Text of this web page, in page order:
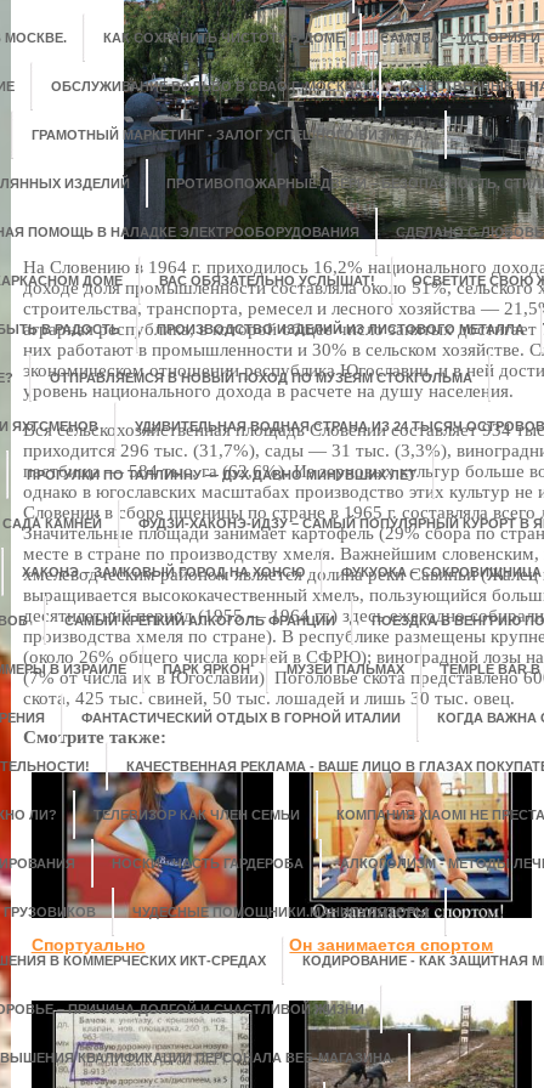
МОСКВЕ. КАК СОХРАНИТЬ ЧИСТОТУ В ДОМЕ САМОВАР - ИСТОРИЯ И
ОБСЛУЖИВАНИЕ ВОЛЬВО В СВАО Г. МОСКВА КАЧЕСТВЕННЫЕ И
ГРАМОТНЫЙ МАРКЕТИНГ - ЗАЛОГ УСПЕШНОГО БИЗНЕСА!
ИЗДЕЛИЙ ПРОТИВОПОЖАРНЫЕ ДВЕРИ – БЕЗОПАСНОСТЬ,
ПОМОЩЬ В НАЛАДКЕ ЭЛЕКТРООБОРУДОВАНИЯ СДЕЛАНО С
ДОМЕ ВАС ОБЯЗАТЕЛЬНО УСЛЫШАТ! ОСВЕТИТЕ СВОЮ
В РАДОСТЬ ПРОИЗВОДСТВО ИЗДЕЛИЙ ИЗ ЛИСТОВОГО МЕТАЛЛА
ОТПРАВЛЯЕМСЯ В НОВЫЙ ПОХОД ПО МУЗЕЯМ СТОКГОЛЬМА
ЯХТСМЕНОВ УДИВИТЕЛЬНАЯ ВОДНАЯ СТРАНА ИЗ 24 ТЫСЯЧ ОСТРОВОВ
ПРОГУЛКИ ПО ТАЛЛИННУ — ДУХ ДАВНО МИНУВШИХ ЛЕТ
САДА КАМНЕЙ ФУДЗИ-ХАКОНЭ-ИДЗУ – САМЫЙ ПОПУЛЯРНЫЙ КУРОРТ В
ХАКОНЭ – ЗАМКОВЫЙ ГОРОД НА ХОНСЮ ФУКУОКА –
САМЫЙ КРЕПКИЙ АЛКОГОЛЬ ФРАНЦИИ ПОЕЗДКА В ВЕНГРИЮ
В ИЗРАИЛЕ ПАРК ЯРКОН МУЗЕЙ ПАЛЬМАХ TEMPLE BAR
ФАНТАСТИЧЕСКИЙ ОТДЫХ В ГОРНОЙ ИТАЛИИ КОГДА ВАЖНА
КАЧЕСТВЕННАЯ РЕКЛАМА - ВАШЕ ЛИЦО В ГЛАЗАХ
ЛИ? ТЕЛЕВИЗОР КАК ЧЛЕН СЕМЬИ КОМПАНИЯ XIAOMI НЕ
НОСКИ - ЧАСТЬ ГАРДЕРОБА АЛКОГОЛИЗМ - МЕТОДЫ
ЧУДЕСНЫЕ ПОМОЩНИКИ.МАНИПУЛЯТОРЫ
В КОММЕРЧЕСКИХ ИКТ-СРЕДАХ КОДИРОВАНИЕ - КАК ЗАЩИТНАЯ
– ПРИЧИНА ДОЛГОЙ И СЧАСТЛИВОЙ ЖИЗНИ
КВАЛИФИКАЦИИ ПЕРСОНАЛА ВЕБ-МАГАЗИНА
На Словению в 1964 г. приходилось 16,2% национального
доходе доля промышленности составляла около 51%,
строительства, транспорта, ремесел и лесного хозяйства —
аграрная республика, в которой общее число занятых
них работают в промышленности и 30% в сельском хозяйстве.
экономическом отношении республика Югославии, и в ней
уровень национального дохода в расчете на душу населения.
Вся сельскохозяйственная площадь Словении составляет 934
приходится 296 тыс. (31,7%), сады — 31 тыс. (3,3%),
пастбища — 584 тыс. га (62,6%). Из зерновых культур больше
однако в югославских масштабах производство этих культур
Словении в сборе пшеницы по стране в 1965 г. составляла
Значительные площади занимает картофель (29% сбора по
месте в стране по производству хмеля. Важнейшим
хмелеводческим районом является долина реки Савиньи (Жалец
выращивается высококачественный хмель, пользующийся
десятилетний период (1955 — 1964 гг.) здесь ежегодно
производства хмеля по стране). В республике размещены
(около 26% общего числа корней в СФРЮ); виноградной лозы
(7% от числа их в Югославии). Поголовье скота представлено
скота, 425 тыс. свиней, 50 тыс. лошадей и лишь 30 тыс. овец.
Смотрите также:
Спортуально Он занимается спортом